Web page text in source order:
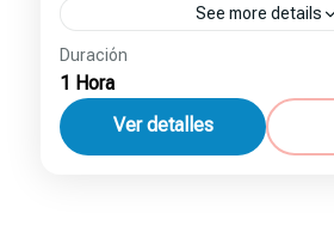
See more details
Atenas
2 People
Duración
1 Hora
Ver detalles